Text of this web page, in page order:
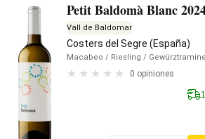
Petit Baldomà Blanc
Vall de Baldomar
Costers del Segre (España)
Macabeo / Riesling /
0 opiniones